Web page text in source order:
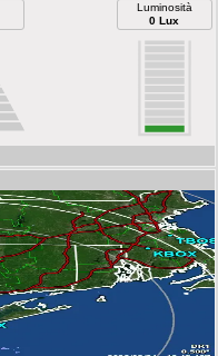
Luminosità
0 Lux